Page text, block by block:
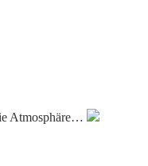
Atmosphäre…